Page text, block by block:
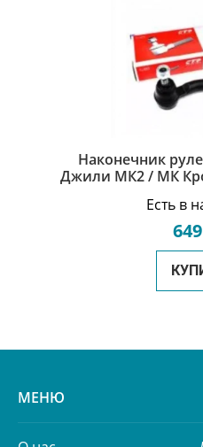
Наконечник
Джили МК2 / МК
Есть в
649
МЕНЮ